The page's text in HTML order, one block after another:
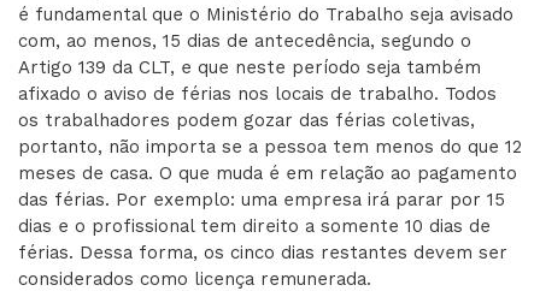
é fundamental que o Ministério do Trabalho seja avisado
com, ao menos, 15 dias de antecedência, segundo o
Artigo 139 da CLT, e que neste período seja também
afixado o aviso de férias nos locais de trabalho. Todos
os trabalhadores podem gozar das férias coletivas,
portanto, não importa se a pessoa tem menos do que 12
meses de casa. O que muda é em relação ao pagamento
das férias. Por exemplo: uma empresa irá parar por 15
dias e o profissional tem direito a somente 10 dias de
férias. Dessa forma, os cinco dias restantes devem ser
considerados como licença remunerada.